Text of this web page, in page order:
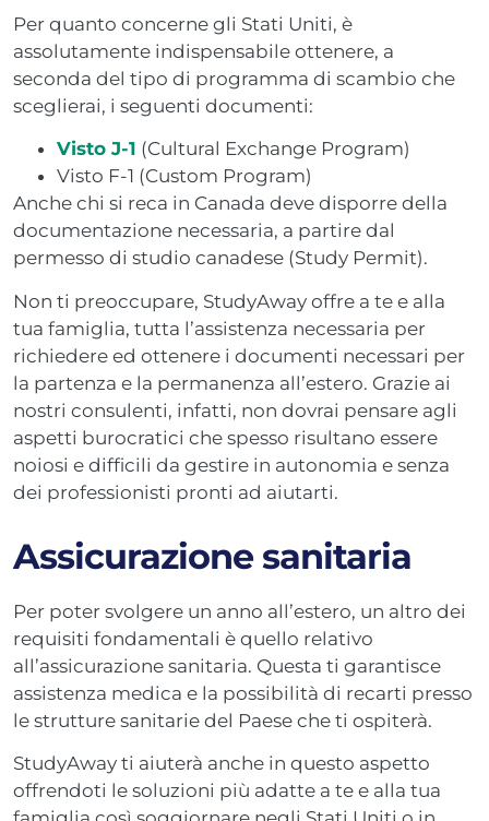
Per quanto concerne gli Stati Uniti, è
assolutamente indispensabile ottenere, a
seconda del tipo di programma di scambio che
sceglierai, i seguenti documenti:
Visto J-1 (Cultural Exchange Program)
Visto F-1 (Custom Program)
Anche chi si reca in Canada deve disporre della
documentazione necessaria, a partire dal
permesso di studio canadese (Study Permit).
Non ti preoccupare, StudyAway offre a te e alla
tua famiglia, tutta l’assistenza necessaria per
richiedere ed ottenere i documenti necessari per
la partenza e la permanenza all’estero. Grazie ai
nostri consulenti, infatti, non dovrai pensare agli
aspetti burocratici che spesso risultano essere
noiosi e difficili da gestire in autonomia e senza
dei professionisti pronti ad aiutarti.
Assicurazione sanitaria
Per poter svolgere un anno all’estero, un altro dei
requisiti fondamentali è quello relativo
all’assicurazione sanitaria. Questa ti garantisce
assistenza medica e la possibilità di recarti presso
le strutture sanitarie del Paese che ti ospiterà.
StudyAway ti aiuterà anche in questo aspetto
offrendoti le soluzioni più adatte a te e alla tua